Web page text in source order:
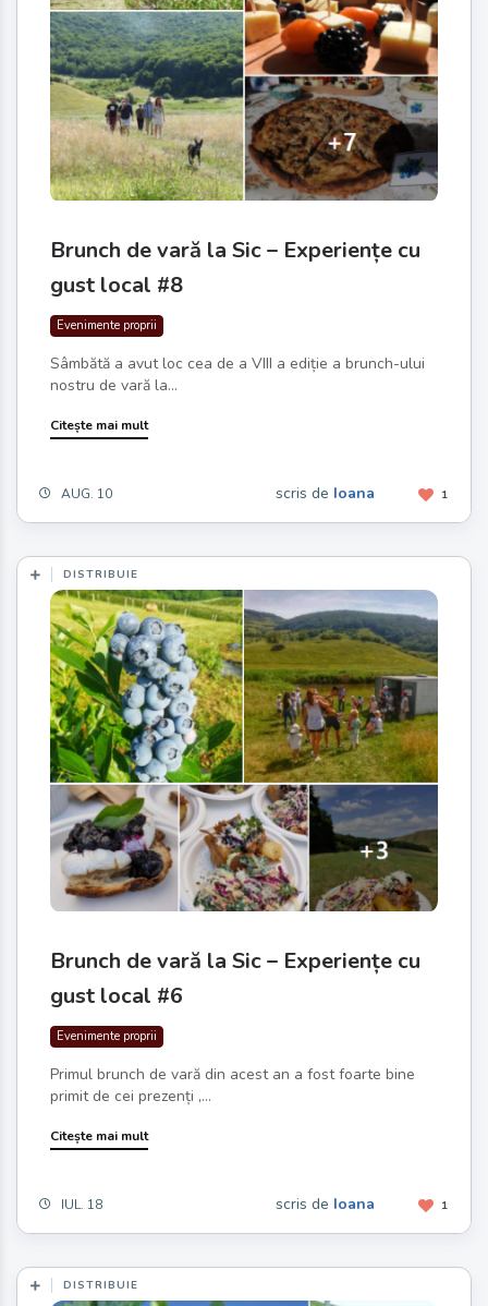
Brunch de vară la Sic – Experiențe cu
gust local #8
Evenimente proprii
Sâmbătă a avut loc cea de a VIII a ediție a brunch-ului
nostru de vară la...
Citește mai mult
AUG. 10 1
scris de Ioana
DISTRIBUIE
Brunch de vară la Sic – Experiențe cu
gust local #6
Evenimente proprii
Primul brunch de vară din acest an a fost foarte bine
primit de cei prezenți ,...
Citește mai mult
IUL. 18 1
scris de Ioana
DISTRIBUIE